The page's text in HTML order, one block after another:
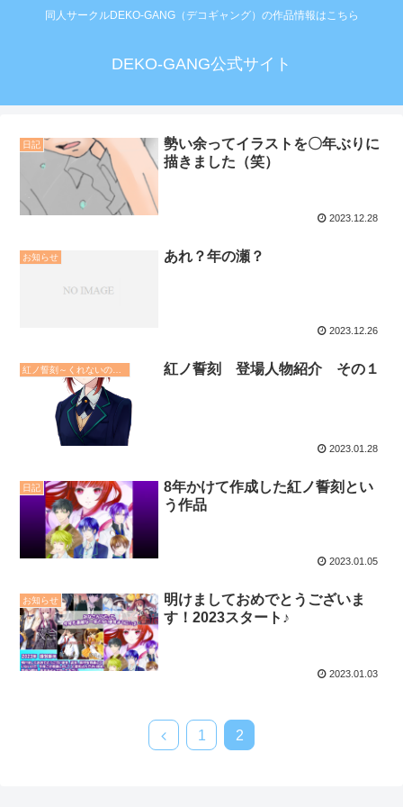
同人サークルDEKO-GANG（デコギャング）の作品情報はこちら
DEKO-GANG公式サイト
日記
勢い余ってイラストを〇年ぶりに
描きました（笑）
2023.12.28
お知らせ あれ？年の瀬？
2023.12.26
紅ノ誓刻 登場人物紹介 その１
2023.01.28
日記
8年かけて作成した紅ノ誓刻とい
う作品
2023.01.05
お知らせ
明けましておめでとうございま
す！2023スタート♪
2023.01.03
1 2